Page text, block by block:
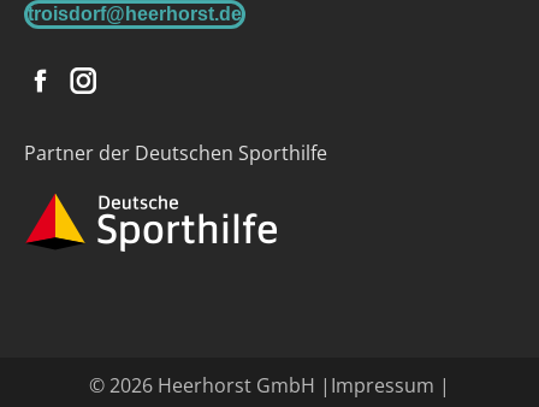
troisdorf@heerhorst.de
Facebook
Instagram
Partner der Deutschen Sporthilfe
© 2026 Heerhorst GmbH | Impressum |